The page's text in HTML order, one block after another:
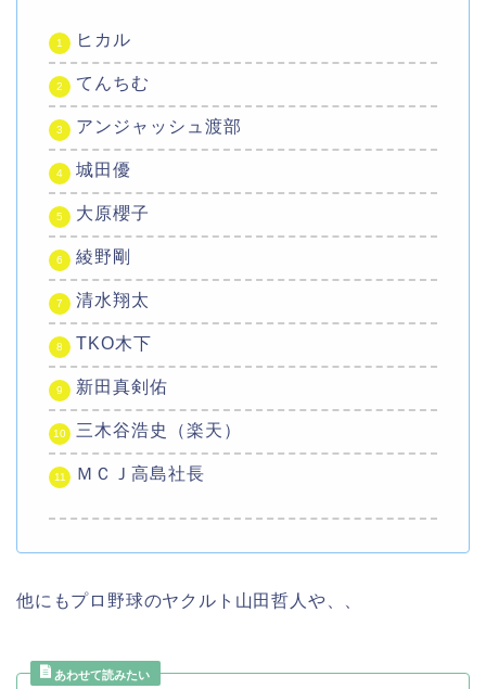
ヒカル
てんちむ
アンジャッシュ渡部
城田優
大原櫻子
綾野剛
清水翔太
TKO木下
新田真剣佑
三木谷浩史（楽天）
ＭＣＪ高島社長
他にもプロ野球のヤクルト山田哲人や、、